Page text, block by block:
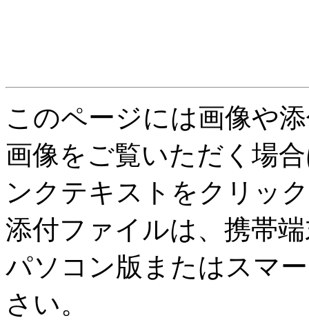
このページには画像や
画像をご覧いただく場
ンクテキストをクリッ
添付ファイルは、携帯
パソコン版またはスマ
さい。